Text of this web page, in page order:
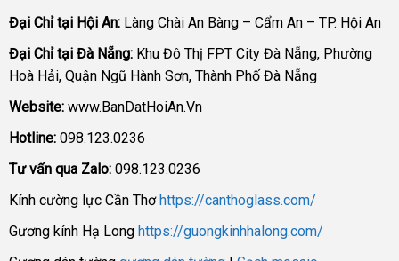
Đại Chỉ tại Hội An:Làng Chài An Bàng – Cẩm An – TP. Hội An
Đại Chỉ tại Đà Nẵng:Khu Đô Thị FPT City Đà Nẵng, Phường
Hoà Hải, Quận Ngũ Hành Sơn, Thành Phố Đà Nẵng
Website:www.BanDatHoiAn.Vn
Hotline:098.123.0236
Tư vấn qua Zalo:098.123.0236
Kính cường lực Cần Thơ https://canthoglass.com/
Gương kính Hạ Long https://guongkinhhalong.com/